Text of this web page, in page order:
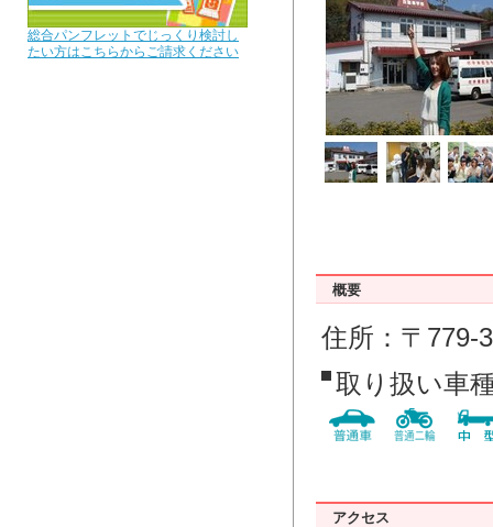
総合パンフレットでじっくり検討し
たい方はこちらからご請求ください
概要
住所：〒779-
取り扱い車
アクセス